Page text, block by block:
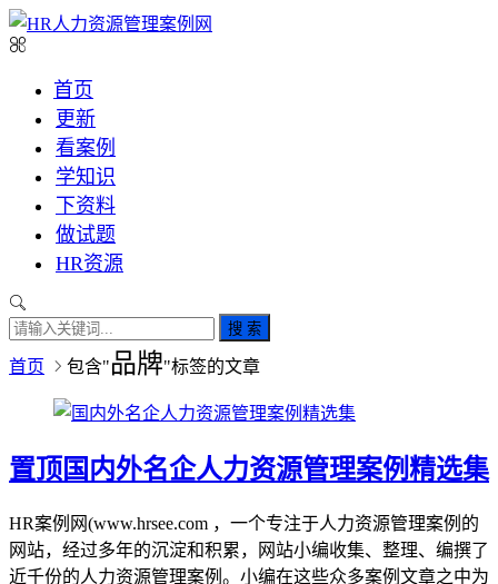
首页
更新
看案例
学知识
下资料
做试题
HR资源
搜 索
首页 包含"品牌"标签的文章
置顶 国内外名企人力资源管理案例精选集
HR案例网(www.hrsee.com ，一个专注于人力资源管理案例的
网站，经过多年的沉淀和积累，网站小编收集、整理、编撰了
近千份的人力资源管理案例。小编在这些众多案例文章之中为